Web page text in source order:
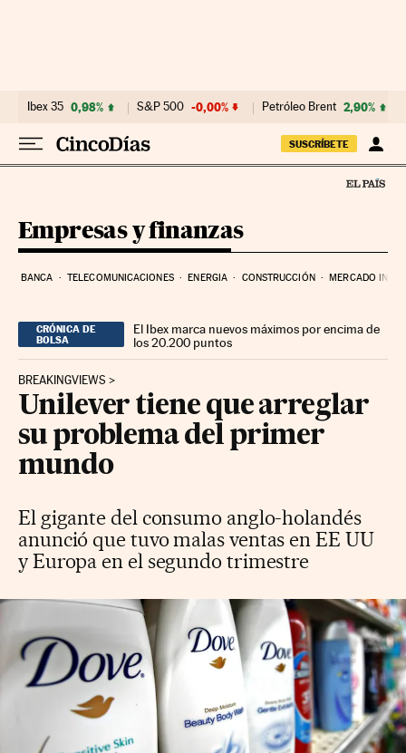
Ibex 35 0,98% S&P 500 -0,00% Petróleo Brent 2,90%
SUSCRÍBETE
Empresas y finanzas
BANCA TELECOMUNICACIONES ENERGIA CONSTRUCCIÓN MERCADO
CRÓNICA DE
BOLSA
El Ibex marca nuevos máximos por encima de
los 20.200 puntos
BREAKINGVIEWS
Unilever tiene que arreglar
su problema del primer
mundo
El gigante del consumo anglo-holandés
anunció que tuvo malas ventas en EE UU
y Europa en el segundo trimestre